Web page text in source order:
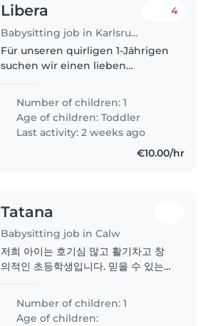
Libera
Babysitting job in Karlsruhe
4
Für unseren quirligen 1-Jährigen
suchen wir einen lieben
und sich mit Haustieren
auskennt. Erste Erfahrung mit
Kleinkindern..
Number of children: 1
Age of children:Toddler
Last activity: 2 weeks ago
€10.00/hr
Tatana
Babysitting job in Calw
저희 아이는 호기심 많고 활기차고 창
의적인 초등학생입니다. 믿을 수 있는
편안한English 실력은 필요ありませ
ん. 언제든 연락주세요!
Number of children: 1
Age of children: